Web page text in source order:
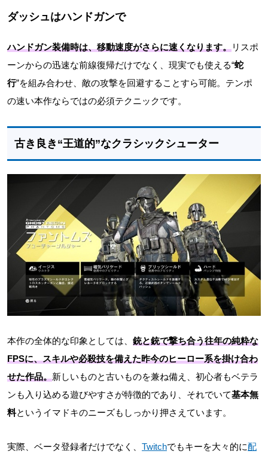
ダッシュはハンドガンで
ハンドガン装備時は、移動速度がさらに速くなります。リスポ
ーンからの迅速な前線復帰だけでなく、現実でも使える“蛇
行”を組み合わせ、敵の攻撃を回避することすら可能。テンポ
の速い本作ならではの必須テクニックです。
古き良き“王道的”なクラシックシューター
本作の全体的な印象としては、 銃と銃で撃ち合う往年の純粋な
FPSに、スキルや必殺技を備えた昨今のヒーロー系を掛け合わ
せた作品。新しいものと古いものを兼ね備え、初心者もベテラ
ンも入り込める遊びやすさが特徴的であり、それでいて基本無
料というイマドキのニーズもしっかり押さえています。
実際、ベータ登録者だけでなく、 Twitchでもキーを大々的に配